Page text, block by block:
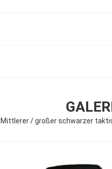
Mittlerer / großer schwarzer